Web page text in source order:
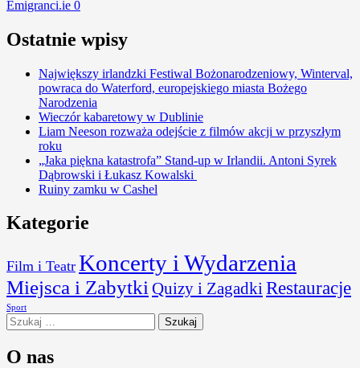
Emigranci.ie 0
Ostatnie wpisy
Największy irlandzki Festiwal Bożonarodzeniowy, Winterval,
powraca do Waterford, europejskiego miasta Bożego
Narodzenia
Wieczór kabaretowy w Dublinie
Liam Neeson rozważa odejście z filmów akcji w przyszłym
roku
„Jaka piękna katastrofa” Stand-up w Irlandii. Antoni Syrek
Dąbrowski i Łukasz Kowalski
Ruiny zamku w Cashel
Kategorie
Film i Teatr Koncerty i Wydarzenia
Miejsca i Zabytki Quizy i Zagadki Restauracje
Sport
Szukaj:
O nas